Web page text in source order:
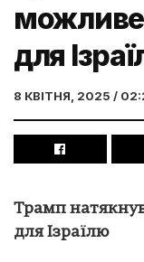
для
8 КВІТНЯ, 2025 /
Трамп
для Ізраїлю